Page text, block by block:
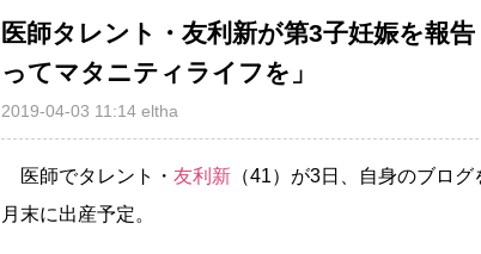
医師タレント・友利新が第3子妊娠を報
ってマタニティライフを」
2019-04-03 11:14 eltha
医師でタレント・ 友利新 （41）が3日、自身のブロ
月末に出産予定。